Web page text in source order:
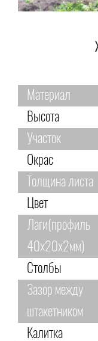
Материал
Высота
Участок
Окрас
Толщина листа
Цвет
Лаги(профиль
40х20х2мм)
Столбы
Зазор между
штакетником
Калитка